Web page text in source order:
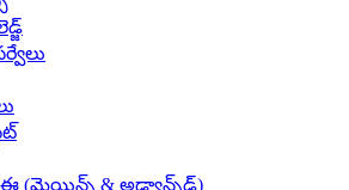
(మెయిన్స్‌ & అడ్వాన్స్‌డ్‌)